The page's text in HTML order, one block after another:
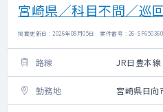
宮崎県／科目不問／巡
掲載更新日 : 2026年08月05日 案件番号 : 26-SF650360
路線 JR日豊本線
勤務地 宮崎県日向